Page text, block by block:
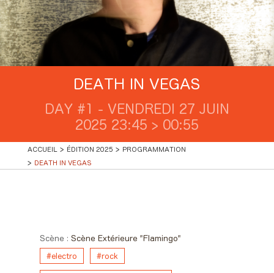
DEATH IN VEGAS
DAY #1 - VENDREDI 27 JUIN
2025 23:45 > 00:55
ACCUEIL ÉDITION 2025 PROGRAMMATION
DEATH IN VEGAS
Scène : Scène Extérieure "Flamingo"
#electro #rock